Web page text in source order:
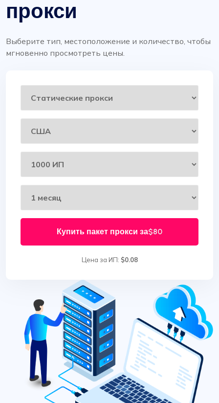
прокси
Выберите тип, местоположение и количество, чтобы
мгновенно просмотреть цены.
Купить пакет прокси за$80
Цена за ИП: $0.08